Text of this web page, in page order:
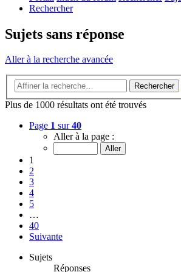
Rechercher
Sujets sans réponse
Aller à la recherche avancée
Rechercher
Plus de 1000 résultats ont été trouvés
Page 1 sur40
Aller à la page :
1
2
3
4
5
…
40
Suivante
Sujets
Réponses